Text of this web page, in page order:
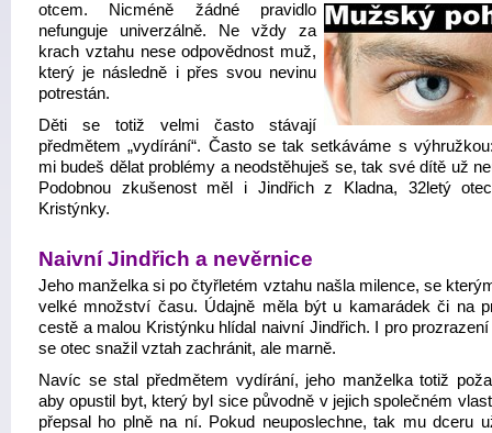
otcem.
Nicméně žádné pravidlo
nefunguje univerzálně. Ne vždy za
krach vztahu nese odpovědnost muž,
který je následně i přes svou nevinu
potrestán.
Děti se totiž velmi často stávají
předmětem „vydírání“. Často se tak setkáváme s
mi budeš dělat problémy a neodstěhuješ se, tak své dítě už
Podobnou zkušenost měl i Jindřich z Kladna, 32letý
Kristýnky.
Naivní Jindřich a nevěrnice
Jeho manželka si po čtyřletém vztahu našla milence, se
velké množství času. Údajně měla být u kamarádek či na
cestě a malou Kristýnku hlídal naivní Jindřich. I pro
se otec snažil vztah zachránit, ale marně.
Navíc se stal předmětem vydírání, jeho manželka totiž
aby opustil byt, který byl sice původně v jejich společném
přepsal ho plně na ní. Pokud neuposlechne, tak mu dceru